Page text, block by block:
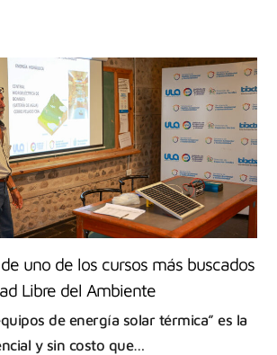
uno de los cursos más buscados
Libre del Ambiente
de energía solar térmica” es la
y sin costo que…